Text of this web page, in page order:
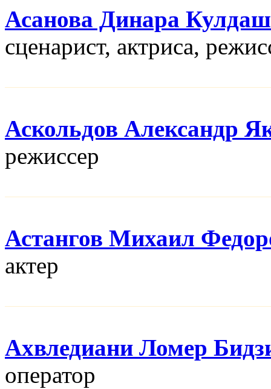
Асанова Динара
сценарист, актриса,
Аскольдов Александр
режисcер
Астангов Михаил
актер
Ахвледиани Ломер
оператор